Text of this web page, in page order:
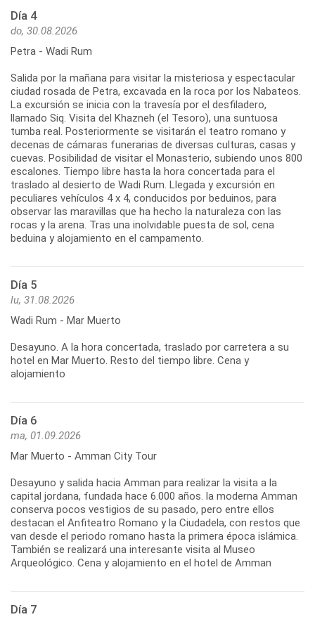
Día 4
do, 30.08.2026
Petra - Wadi Rum
Salida por la mañana para visitar la misteriosa y espectacular
ciudad rosada de Petra, excavada en la roca por los Nabateos.
La excursión se inicia con la travesía por el desfiladero,
llamado Siq. Visita del Khazneh (el Tesoro), una suntuosa
tumba real. Posteriormente se visitarán el teatro romano y
decenas de cámaras funerarias de diversas culturas, casas y
cuevas. Posibilidad de visitar el Monasterio, subiendo unos 800
escalones. Tiempo libre hasta la hora concertada para el
traslado al desierto de Wadi Rum. Llegada y excursión en
peculiares vehículos 4 x 4, conducidos por beduinos, para
observar las maravillas que ha hecho la naturaleza con las
rocas y la arena. Tras una inolvidable puesta de sol, cena
beduina y alojamiento en el campamento.
Día 5
lu, 31.08.2026
Wadi Rum - Mar Muerto
Desayuno. A la hora concertada, traslado por carretera a su
hotel en Mar Muerto. Resto del tiempo libre. Cena y
alojamiento
Día 6
ma, 01.09.2026
Mar Muerto - Amman City Tour
Desayuno y salida hacia Amman para realizar la visita a la
capital jordana, fundada hace 6.000 años. la moderna Amman
conserva pocos vestigios de su pasado, pero entre ellos
destacan el Anfiteatro Romano y la Ciudadela, con restos que
van desde el periodo romano hasta la primera época islámica.
También se realizará una interesante visita al Museo
Arqueológico. Cena y alojamiento en el hotel de Amman
Día 7